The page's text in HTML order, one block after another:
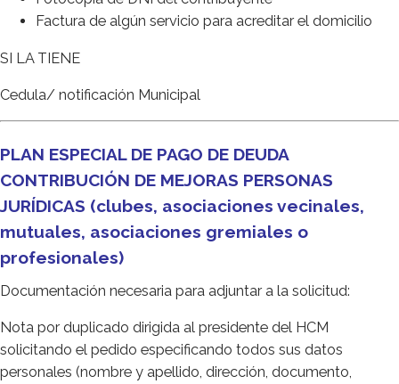
Factura de algún servicio para acreditar el domicilio
SI LA TIENE
Cedula/ notificación Municipal
PLAN ESPECIAL DE PAGO DE DEUDA
CONTRIBUCIÓN DE MEJORAS PERSONAS
JURÍDICAS (clubes, asociaciones vecinales,
mutuales, asociaciones gremiales o
profesionales)
Documentación necesaria para adjuntar a la solicitud:
Nota por duplicado dirigida al presidente del HCM
solicitando el pedido especificando todos sus datos
personales (nombre y apellido, dirección, documento,